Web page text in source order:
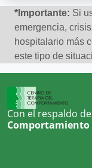
*Importante: Si
emergencia,
hospitalario más
este tipo de
Con el respaldo de
Comportamiento